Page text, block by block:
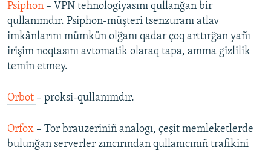
Psiphon – VPN tehnologiyasını qullanğan bir
qullanımdır. Psiphon-müşteri tsenzuranı atlav
imkânlarını mümkün olğanı qadar çoq arttırğan yañı
irişim noqtasını avtomatik olaraq tapa, amma gizlilik
temin etmey.
Orbot – proksi-qullanımdır.
Orfox – Tor brauzeriniñ analogı, çeşit memleketlerde
bulunğan serverler zıncırından qullanıcınıñ trafikini